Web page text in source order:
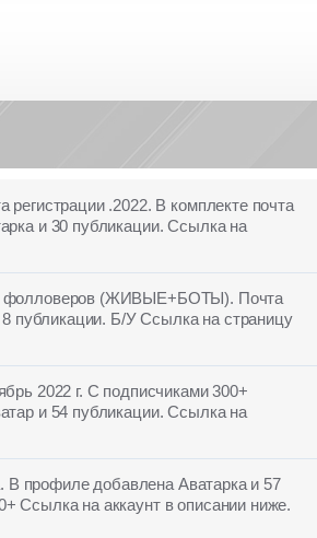
.2022. В комплекте почта
и 30 публикации. Ссылка на
фолловеров (ЖИВЫЕ+БОТЫ). Почта
публикации. Б/У Ссылка на страницу
2022 г. С подписчиками 300+
и 54 публикации. Ссылка на
В профиле добавлена Аватарка и 57
Ссылка на аккаунт в описании ниже.